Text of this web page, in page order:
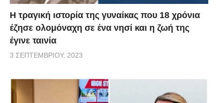
Η τραγική ιστορία της γυναίκας που 18 χρόνια
έζησε ολομόναχη σε ένα νησί και η ζωή της
έγινε ταινία
3 ΣΕΠΤΕΜΒΡΊΟΥ, 2023